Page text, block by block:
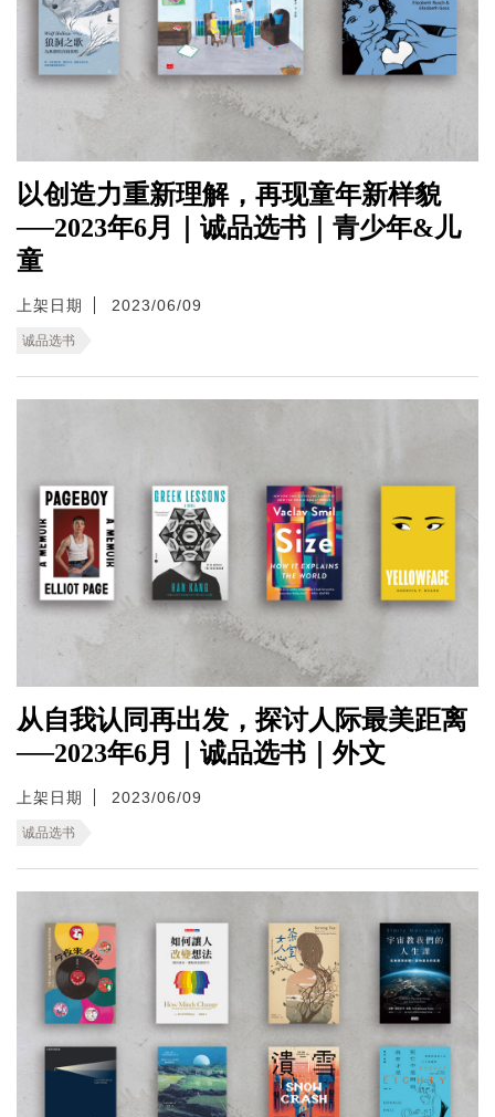
以创造力重新理解，再现童年新样貌
──2023年6月｜诚品选书｜青少年&儿
童
上架日期 2023/06/09
诚品选书
从自我认同再出发，探讨人际最美距离
──2023年6月｜诚品选书｜外文
上架日期 2023/06/09
诚品选书